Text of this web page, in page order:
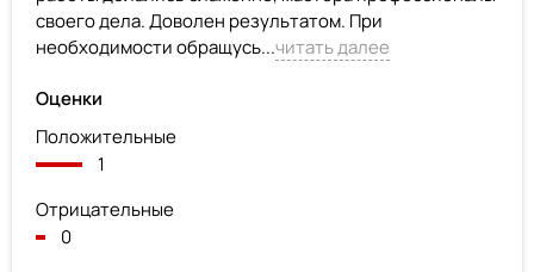
своего дела. Доволен результатом. При
необходимости обращусь...читать далее
Оценки
Положительные
1
Отрицательные
0